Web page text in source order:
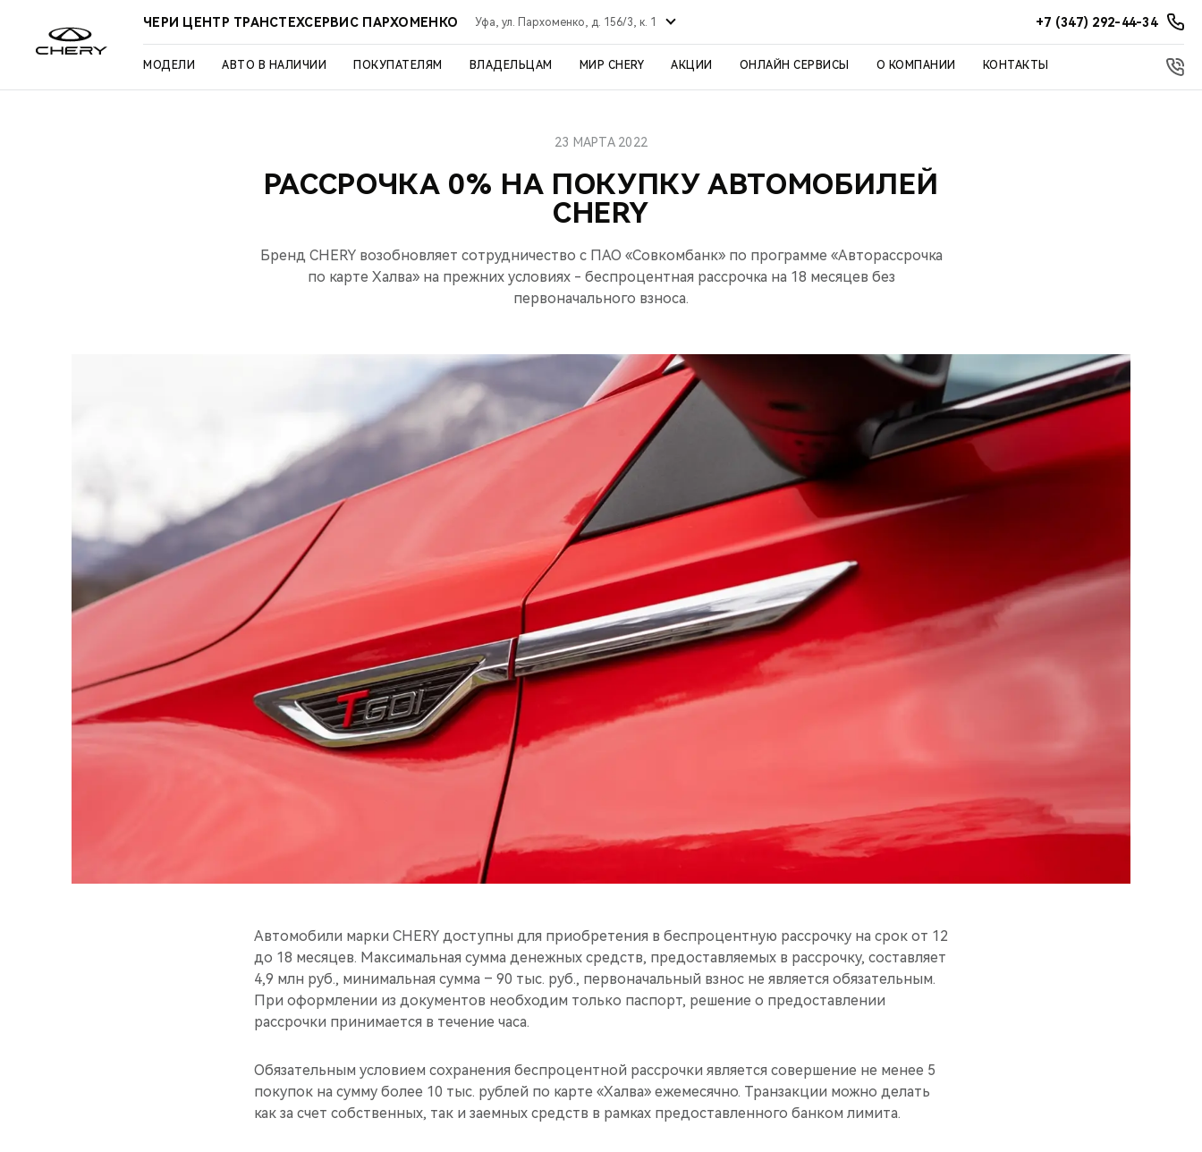
ЧЕРИ ЦЕНТР ТРАНСТЕХСЕРВИС ПАРХОМЕНКО Уфа, ул. Пархоменко, д. 156/3, к. 1 +7 (347) 292-44-34
МОДЕЛИ АВТО В НАЛИЧИИ ПОКУПАТЕЛЯМ ВЛАДЕЛЬЦАМ МИР CHERY АКЦИИ ОНЛАЙН СЕРВИСЫ О КОМПАНИИ КОНТАКТЫ
РАССРОЧКА 0% НА ПОКУПКУ АВТОМОБИЛЕЙ
CHERY
23 МАРТА 2022
Бренд CHERY возобновляет сотрудничество с ПАО «Совкомбанк» по программе «Авторассрочка
по карте Халва» на прежних условиях - беспроцентная рассрочка на 18 месяцев без
первоначального взноса.
Автомобили марки CHERY доступны для приобретения в беспроцентную рассрочку на срок от 12
до 18 месяцев. Максимальная сумма денежных средств, предоставляемых в рассрочку, составляет
4,9 млн руб., минимальная сумма – 90 тыс. руб., первоначальный взнос не является обязательным.
При оформлении из документов необходим только паспорт, решение о предоставлении
рассрочки принимается в течение часа.
Обязательным условием сохранения беспроцентной рассрочки является совершение не менее 5
покупок на сумму более 10 тыс. рублей по карте «Халва» ежемесячно. Транзакции можно делать
как за счет собственных, так и заемных средств в рамках предоставленного банком лимита.